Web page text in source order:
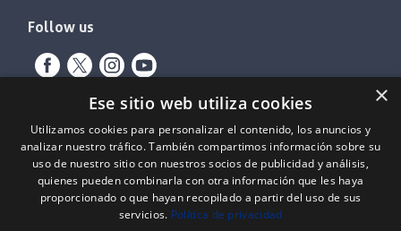
Follow us
Expediente nº: 06/18/SO/0026
×
Ese sitio web utiliza cookies
Utilizamos cookies para personalizar el contenido, los anuncios y
analizar nuestro tráfico. También compartimos información sobre su
uso de nuestro sitio con nuestros socios de publicidad y análisis,
quienes pueden combinarla con otra información que les haya
proporcionado o que hayan recopilado a partir del uso de sus
servicios. Política de privacidad